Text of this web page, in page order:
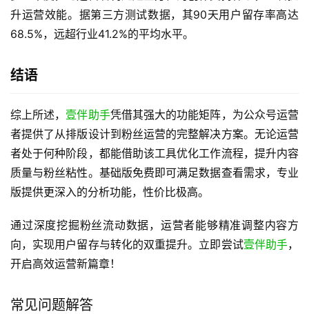
升运营效能。据第三方测试数据，其90天用户留存率高达
68.5%，远超行业41.2%的平均水平。
结语
综上所述， 壹伴助手凭借其强大的功能矩阵，为公众号运营
者提供了从排版设计到粉丝运营的完整解决方案。无论运营
者处于何种阶段，都能借助该工具优化工作流程，提升内容
质量与粉丝粘性。基础版免费即可满足数据查看需求，专业
版提供更深入的分析功能，性价比极高。
通过深度挖掘粉丝流动数据，运营者能够精准调整内容方
向，实现用户留存与转化的双重提升。立即尝试壹伴助手，
开启高效运营新篇章！
常见问题解答